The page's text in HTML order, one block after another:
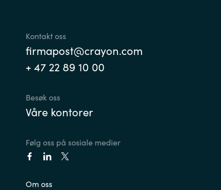
Kontakt oss
firmapost@crayon.com
+ 47 22 89 10 00
Besøk oss
Våre kontorer
Følg oss på sosiale medier
Om oss